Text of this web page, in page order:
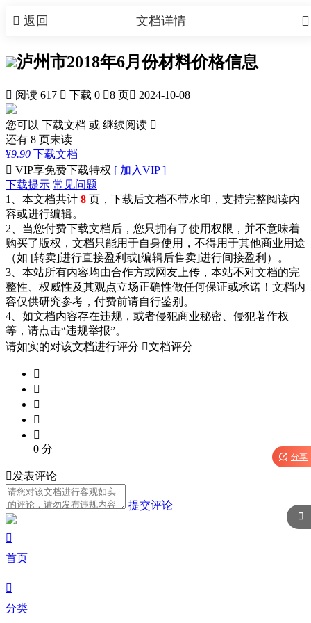
 返回 
文档详情
泸州市2018年6月份材料价格信息
 阅读 617  下载 0 8 页 2024-10-08
您可以 下载文档 或 继续阅读 
还有 8 页未读
¥9.90 下载文档
 VIP享免费下载特权 [ 加入VIP ]
下载提示 常见问题
1、本文档共计 8 页，下载后文档不带水印，支持完整阅读内
容或进行编辑。
2、当您付费下载文档后，您只拥有了使用权限，并不意味着
购买了版权，文档只能用于自身使用，不得用于其他商业用途
（如 [转卖]进行直接盈利或[编辑后售卖]进行间接盈利）。
3、本站所有内容均由合作方或网友上传，本站不对文档的完
整性、权威性及其观点立场正确性做任何保证或承诺！文档内
容仅供研究参考，付费前请自行鉴别。
4、如文档内容存在违规，或者侵犯商业秘密、侵犯著作权
等，请点击“违规举报”。
请如实的对该文档进行评分 文档评分





0 分
发表评论
提交评论
 分享


首页

分类